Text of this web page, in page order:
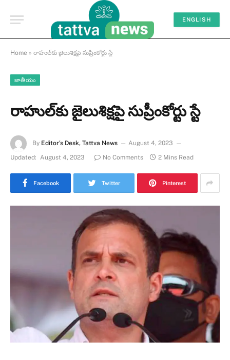
ENGLISH
Home » రాహుల్‌కు జైలుశిక్షపై సుప్రీంకోర్టు స్టే
జాతీయం
రాహుల్‌కు జైలుశిక్షపై సుప్రీంకోర్టు స్టే
By Editor's Desk, Tattva News
August 4, 2023
Updated: August 4, 2023 No Comments 2 Mins Read
Facebook Twitter Pinterest